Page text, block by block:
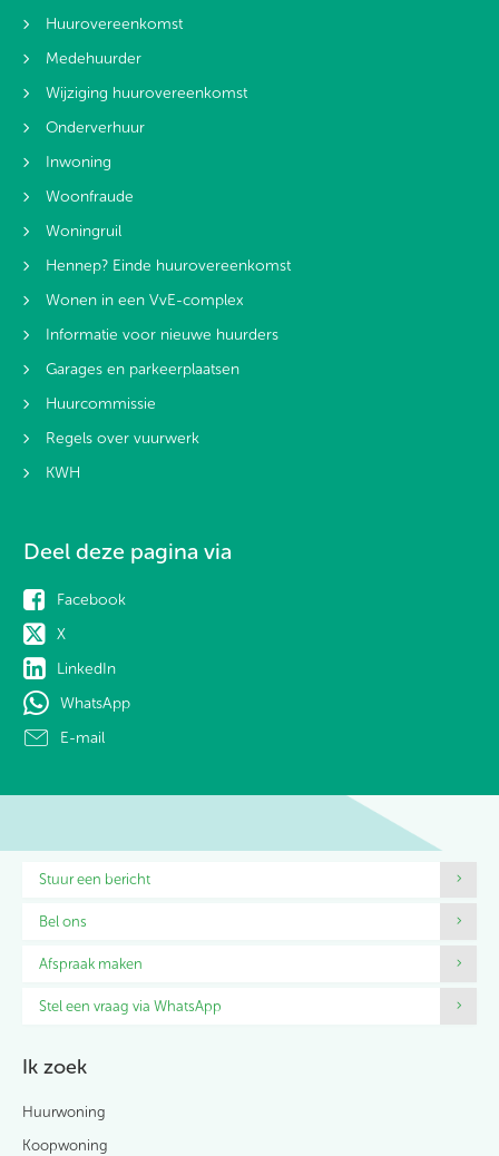
Huurovereenkomst
Medehuurder
Wijziging huurovereenkomst
Onderverhuur
Inwoning
Woonfraude
Woningruil
Hennep? Einde huurovereenkomst
Wonen in een VvE-complex
Informatie voor nieuwe huurders
Garages en parkeerplaatsen
Huurcommissie
Regels over vuurwerk
KWH
Deel deze pagina via
Facebook
X
LinkedIn
WhatsApp
E-mail
Contactinformatie
Stuur een bericht
Bel ons
Afspraak maken
Stel een vraag via WhatsApp
Ik zoek
Huurwoning
Koopwoning